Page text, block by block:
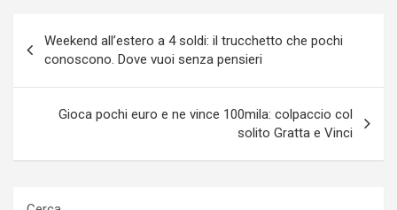
articoli
Weekend all’estero a 4 soldi: il trucchetto che pochi
conoscono. Dove vuoi senza pensieri
Gioca pochi euro e ne vince 100mila: colpaccio col
solito Gratta e Vinci